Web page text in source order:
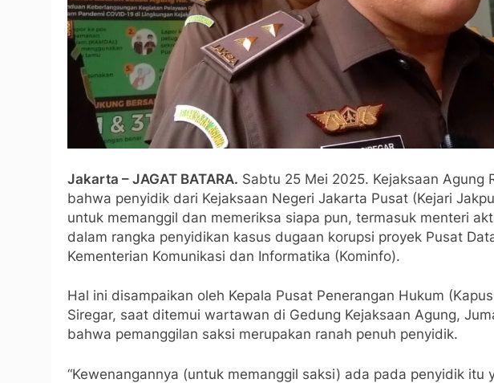
Jakarta – JAGAT BATARA. Sabtu 25 Mei 2025. Kejaksaan Agung
bahwa penyidik dari Kejaksaan Negeri Jakarta Pusat (Kejari
untuk memanggil dan memeriksa siapa pun, termasuk menteri
dalam rangka penyidikan kasus dugaan korupsi proyek Pusat
Kementerian Komunikasi dan Informatika (Kominfo).
Hal ini disampaikan oleh Kepala Pusat Penerangan Hukum
Siregar, saat ditemui wartawan di Gedung Kejaksaan Agung,
bahwa pemanggilan saksi merupakan ranah penuh penyidik.
“Kewenangannya (untuk memanggil saksi) ada pada penyidik itu